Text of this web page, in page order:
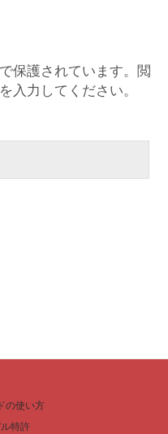
保護されています。閲
入力してください。
の使い方
特許